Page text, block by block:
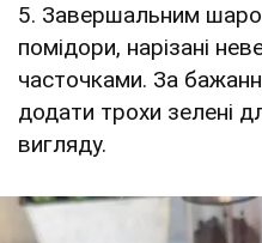
5. Завершальним
помідори, нарізані
часточками. За
додати трохи зелені
вигляду.